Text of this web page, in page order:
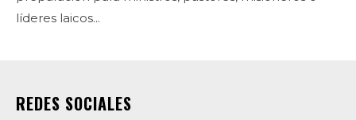
líderes laicos...
REDES SOCIALES